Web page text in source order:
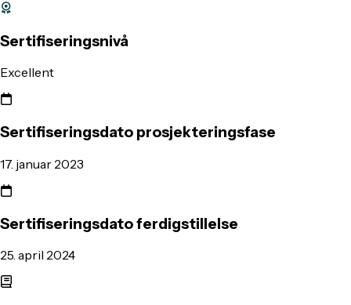
Sertifiseringsnivå
Excellent
Sertifiseringsdato prosjekteringsfase
17. januar 2023
Sertifiseringsdato ferdigstillelse
25. april 2024